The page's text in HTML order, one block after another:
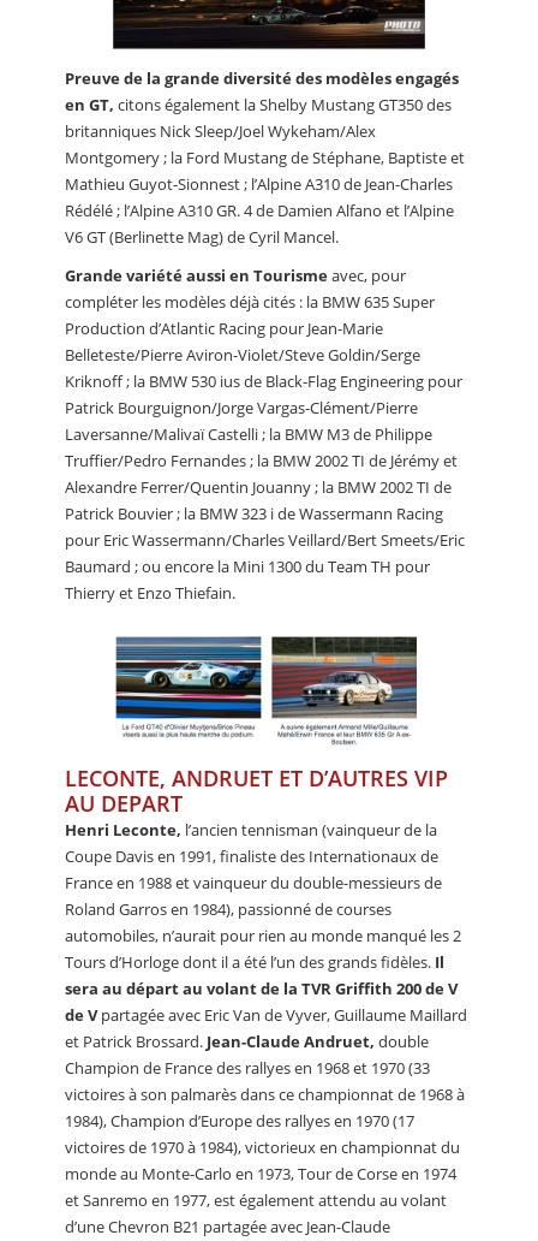
Preuve de la grande diversité des modèles engagés
en GT, citons également la Shelby Mustang GT350 des
britanniques Nick Sleep/Joel Wykeham/Alex
Montgomery ; la Ford Mustang de Stéphane, Baptiste et
Mathieu Guyot-Sionnest ; l’Alpine A310 de Jean-Charles
Rédélé ; l’Alpine A310 GR. 4 de Damien Alfano et l’Alpine
V6 GT (Berlinette Mag) de Cyril Mancel.
Grande variété aussi en Tourismeavec, pour
compléter les modèles déjà cités : la BMW 635 Super
Production d’Atlantic Racing pour Jean-Marie
Belleteste/Pierre Aviron-Violet/Steve Goldin/Serge
Kriknoff ; la BMW 530 ius de Black-Flag Engineering pour
Patrick Bourguignon/Jorge Vargas-Clément/Pierre
Laversanne/Malivaï Castelli ; la BMW M3 de Philippe
Truffier/Pedro Fernandes ; la BMW 2002 TI de Jérémy et
Alexandre Ferrer/Quentin Jouanny ; la BMW 2002 TI de
Patrick Bouvier ; la BMW 323 i de Wassermann Racing
pour Eric Wassermann/Charles Veillard/Bert Smeets/Eric
Baumard ; ou encore la Mini 1300 du Team TH pour
Thierry et Enzo Thiefain.
LECONTE, ANDRUET ET D’AUTRES VIP
AU DEPART
Henri Leconte, l’ancien tennisman (vainqueur de la
Coupe Davis en 1991, finaliste des Internationaux de
France en 1988 et vainqueur du double-messieurs de
Roland Garros en 1984), passionné de courses
automobiles, n’aurait pour rien au monde manqué les 2
Tours d’Horloge dont il a été l’un des grands fidèles. Il
sera au départ au volant de la TVR Griffith 200 de V
de Vpartagée avec Eric Van de Vyver, Guillaume Maillard
et Patrick Brossard. Jean-Claude Andruet, double
Champion de France des rallyes en 1968 et 1970 (33
victoires à son palmarès dans ce championnat de 1968 à
1984), Champion d’Europe des rallyes en 1970 (17
victoires de 1970 à 1984), victorieux en championnat du
monde au Monte-Carlo en 1973, Tour de Corse en 1974
et Sanremo en 1977, est également attendu au volant
d’une Chevron B21 partagée avec Jean-Claude